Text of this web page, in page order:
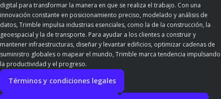
digital para transformar la manera en que se realiza el trabajo. Con una
innovación constante en posicionamiento preciso, modelado y análisis de
datos, Trimble impulsa industrias esenciales, como la de la construcción, la
geoespacial y la de transporte. Para ayudar a los clientes a construir y
mantener infraestructuras, diseñar y levantar edificios, optimizar cadenas de
suministro globales o mapear el mundo, Trimble marca tendencia impulsando
la productividad y el progreso.
Términos y condiciones legales